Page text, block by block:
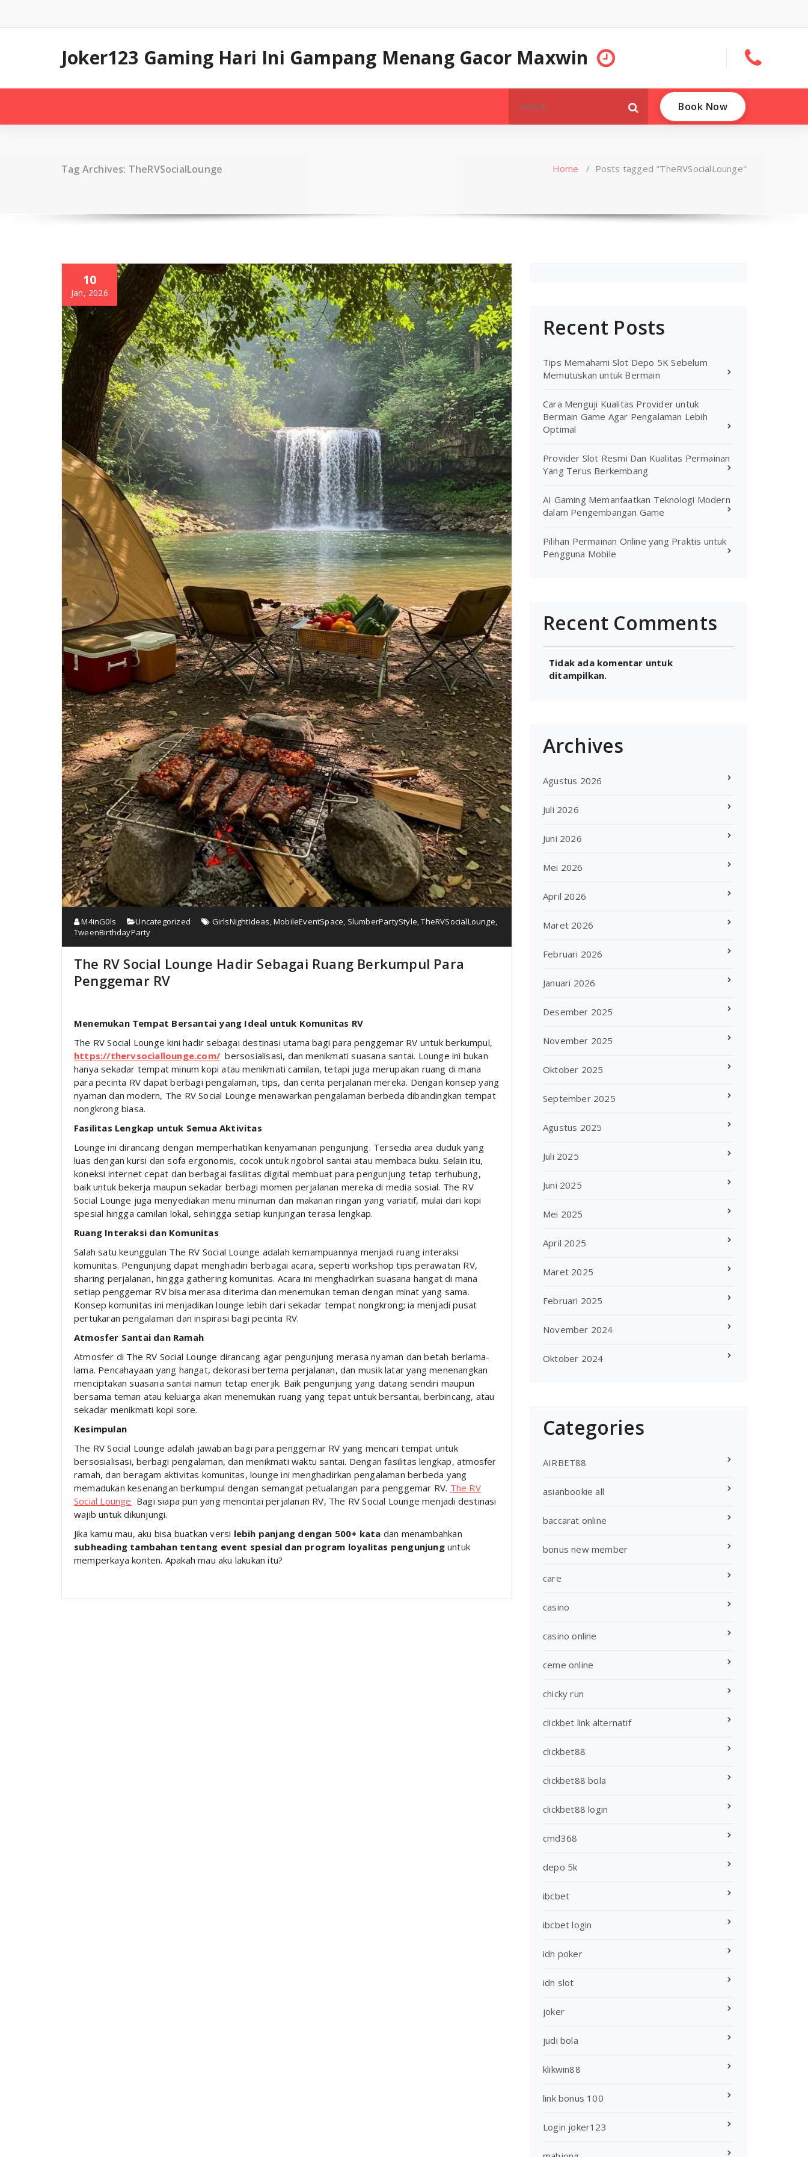
content
Joker123 Gaming Hari Ini Gampang Menang Gacor Maxwin
for:
Book Now
Tag Archives: TheRVSocialLounge Home / Posts tagged "TheRVSocialLounge"
10
Jan, 2026
M4inG0ls Uncategorized GirlsNightIdeas ,MobileEventSpace SlumberPartyStyle ,TheRVSocialLounge
TweenBirthdayParty
The RV Social Lounge Hadir Sebagai Ruang Berkumpul Para
Penggemar RV
Menemukan Tempat Bersantai yang Ideal untuk Komunitas RV
The RV Social Lounge kini hadir sebagai destinasi utama bagi para penggemar RV untuk berkumpul,
https://thervsociallounge.com/ bersosialisasi, dan menikmati suasana santai. Lounge ini bukan
hanya sekadar tempat minum kopi atau menikmati camilan, tetapi juga merupakan ruang di mana
para pecinta RV dapat berbagi pengalaman, tips, dan cerita perjalanan mereka. Dengan konsep yang
nyaman dan modern, The RV Social Lounge menawarkan pengalaman berbeda dibandingkan tempat
nongkrong biasa.
Fasilitas Lengkap untuk Semua Aktivitas
Lounge ini dirancang dengan memperhatikan kenyamanan pengunjung. Tersedia area duduk yang
luas dengan kursi dan sofa ergonomis, cocok untuk ngobrol santai atau membaca buku. Selain itu,
koneksi internet cepat dan berbagai fasilitas digital membuat para pengunjung tetap terhubung,
baik untuk bekerja maupun sekadar berbagi momen perjalanan mereka di media sosial. The RV
Social Lounge juga menyediakan menu minuman dan makanan ringan yang variatif, mulai dari kopi
spesial hingga camilan lokal, sehingga setiap kunjungan terasa lengkap.
Ruang Interaksi dan Komunitas
Salah satu keunggulan The RV Social Lounge adalah kemampuannya menjadi ruang interaksi
komunitas. Pengunjung dapat menghadiri berbagai acara, seperti workshop tips perawatan RV,
sharing perjalanan, hingga gathering komunitas. Acara ini menghadirkan suasana hangat di mana
setiap penggemar RV bisa merasa diterima dan menemukan teman dengan minat yang sama.
Konsep komunitas ini menjadikan lounge lebih dari sekadar tempat nongkrong; ia menjadi pusat
pertukaran pengalaman dan inspirasi bagi pecinta RV.
Atmosfer Santai dan Ramah
Atmosfer di The RV Social Lounge dirancang agar pengunjung merasa nyaman dan betah berlama-
lama. Pencahayaan yang hangat, dekorasi bertema perjalanan, dan musik latar yang menenangkan
menciptakan suasana santai namun tetap enerjik. Baik pengunjung yang datang sendiri maupun
bersama teman atau keluarga akan menemukan ruang yang tepat untuk bersantai, berbincang, atau
sekadar menikmati kopi sore.
Kesimpulan
The RV Social Lounge adalah jawaban bagi para penggemar RV yang mencari tempat untuk
bersosialisasi, berbagi pengalaman, dan menikmati waktu santai. Dengan fasilitas lengkap, atmosfer
ramah, dan beragam aktivitas komunitas, lounge ini menghadirkan pengalaman berbeda yang
memadukan kesenangan berkumpul dengan semangat petualangan para penggemar RV. The RV
Social Lounge Bagi siapa pun yang mencintai perjalanan RV, The RV Social Lounge menjadi destinasi
wajib untuk dikunjungi.
Jika kamu mau, aku bisa buatkan versi lebih panjang dengan 500+ kata dan menambahkan
subheading tambahan tentang event spesial dan program loyalitas pengunjunguntuk
memperkaya konten. Apakah mau aku lakukan itu?
Recent Posts
Tips Memahami Slot Depo 5K Sebelum
Memutuskan untuk Bermain
Cara Menguji Kualitas Provider untuk
Bermain Game Agar Pengalaman Lebih
Optimal
Provider Slot Resmi Dan Kualitas Permainan
Yang Terus Berkembang
AI Gaming Memanfaatkan Teknologi Modern
dalam Pengembangan Game
Pilihan Permainan Online yang Praktis untuk
Pengguna Mobile
Recent Comments
Tidak ada komentar untuk
ditampilkan.
Archives
Agustus 2026
Juli 2026
Juni 2026
Mei 2026
April 2026
Maret 2026
Februari 2026
Januari 2026
Desember 2025
November 2025
Oktober 2025
September 2025
Agustus 2025
Juli 2025
Juni 2025
Mei 2025
April 2025
Maret 2025
Februari 2025
November 2024
Oktober 2024
Categories
AIRBET88
asianbookie all
baccarat online
bonus new member
care
casino
casino online
ceme online
chicky run
clickbet link alternatif
clickbet88
clickbet88 bola
clickbet88 login
cmd368
depo 5k
ibcbet
ibcbet login
idn poker
idn slot
joker
judi bola
klikwin88
link bonus 100
Login joker123